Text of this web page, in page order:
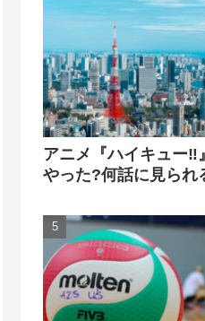
アニメ『ハイキュー‼
やった?何話に見られ